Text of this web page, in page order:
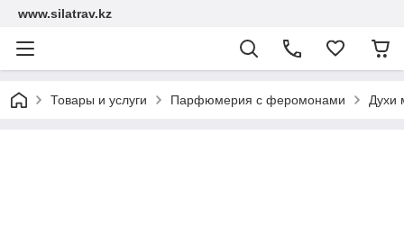
www.silatrav.kz
Товары и услуги Парфюмерия с феромонами Духи